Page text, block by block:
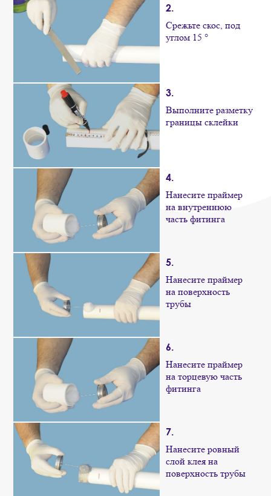
2.
Срежьте скос, под
углом 15 °
3.
Выполните разметку
границы склейки
4.
Нанесите праймер
на внутреннюю
часть фитинга
5.
Нанесите праймер
на поверхность
трубы
6.
Нанесите праймер
на торцевую часть
фитинга
7.
Нанесите ровный
слой клея на
поверхность трубы